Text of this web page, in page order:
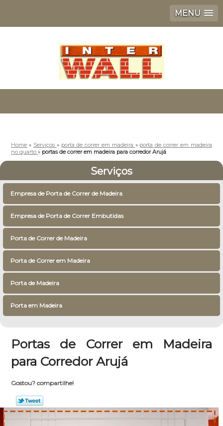
MENU
Home » Serviços » porta de correr em madeira » porta de correr em madeira
no quarto» portas de correr em madeira para corredor Arujá
Serviços
Empresa de Porta de Correr de Madeira
Empresa de Porta de Correr Embutidas
Porta de Correr de Madeira
Porta de Correr em Madeira
Porta de Madeira
Porta em Madeira
Portas de Correr em Madeira
para Corredor Arujá
Gostou? compartilhe!